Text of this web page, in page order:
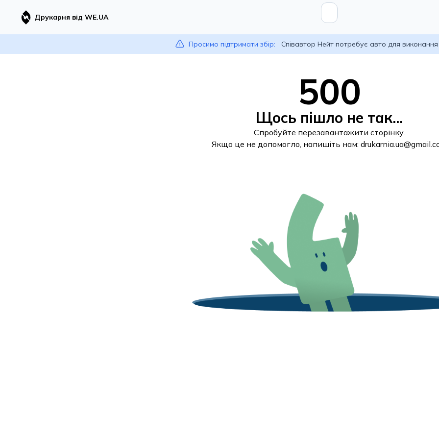
Друкарня від WE.UA
Просимо підтримати збір: Співавтор Нейт потребує авто для
500
Щось пішло не так...
Спробуйте перезавантажити сторінку.
Якщо це не допомогло, напишіть нам: